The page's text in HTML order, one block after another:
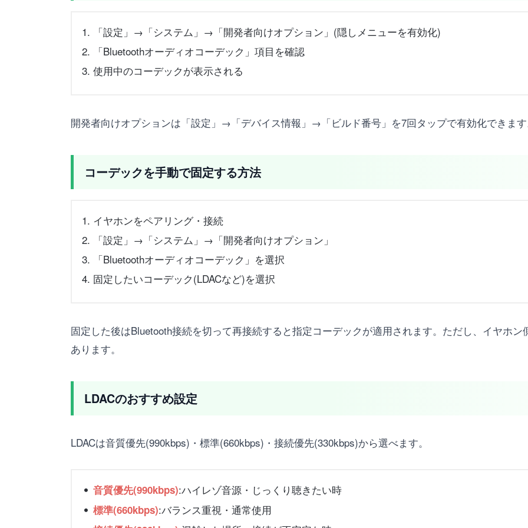
「設定」→「システム」→「開発者向けオプション」(隠しメニューを有効化)
「Bluetoothオーディオコーデック」項目を確認
使用中のコーデックが表示される
開発者向けオプションは「設定」→「デバイス情報」→「ビルド番号」を7回タップで有効化できま
コーデックを手動で固定する方法
イヤホンをペアリング・接続
「設定」→「システム」→「開発者向けオプション」
「Bluetoothオーディオコーデック」を選択
固定したいコーデック(LDACなど)を選択
固定した後はBluetooth接続を切って再接続すると指定コーデックが適用されます。ただし、イヤホ
あります。
LDACのおすすめ設定
LDACは音質優先(990kbps)・標準(660kbps)・接続優先(330kbps)から選べます。
音質優先(990kbps):ハイレゾ音源・じっくり聴きたい時
標準(660kbps):バランス重視・通常使用